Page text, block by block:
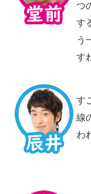
つ
す
う
す
す
線
わ